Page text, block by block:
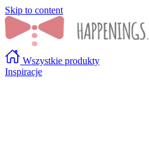
Skip to content
Wszystkie produkty
Inspiracje